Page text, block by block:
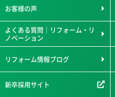
お客様の声
よくある質問｜リフォーム・リ
ノベーション
リフォーム情報ブログ
新卒採用サイト